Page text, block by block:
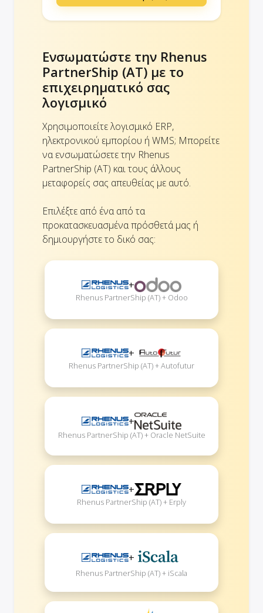
Ενσωματώστε την Rhenus
PartnerShip (AT) με το
επιχειρηματικό σας
λογισμικό
Χρησιμοποιείτε λογισμικό ERP,
ηλεκτρονικού εμπορίου ή WMS; Μπορείτε
να ενσωματώσετε την Rhenus
PartnerShip (AT) και τους άλλους
μεταφορείς σας απευθείας με αυτό.
Επιλέξτε από ένα από τα
προκατασκευασμένα πρόσθετά μας ή
δημιουργήστε το δικό σας:
+
Rhenus PartnerShip (AT) + Odoo
+
Rhenus PartnerShip (AT) + Autofutur
+
Rhenus PartnerShip (AT) + Oracle NetSuite
+
Rhenus PartnerShip (AT) + Erply
+
Rhenus PartnerShip (AT) + iScala